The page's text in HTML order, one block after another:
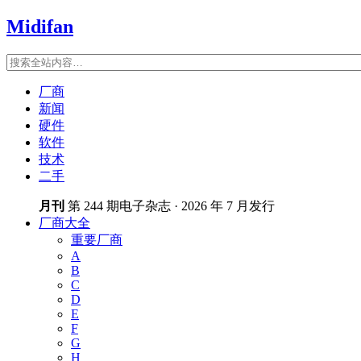
Midifan
厂商
新闻
硬件
软件
技术
二手
月刊 第 244 期电子杂志 · 2026 年 7 月发行
厂商大全
重要厂商
A
B
C
D
E
F
G
H